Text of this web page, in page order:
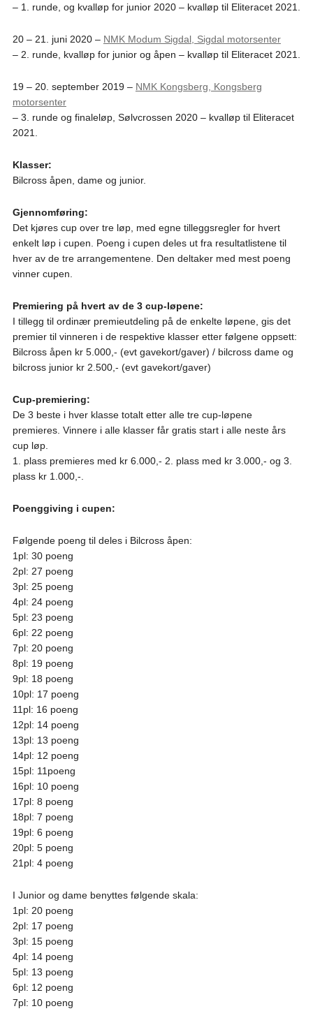
– 1. runde, og kvalløp for junior 2020 – kvalløp til Eliteracet 2021.
20 – 21. juni 2020 – NMK Modum Sigdal, Sigdal motorsenter
– 2. runde, kvalløp for junior og åpen – kvalløp til Eliteracet 2021.
19 – 20. september 2019 – NMK Kongsberg, Kongsberg
motorsenter
– 3. runde og finaleløp, Sølvcrossen 2020 – kvalløp til Eliteracet
2021.
Klasser:
Bilcross åpen, dame og junior.
Gjennomføring:
Det kjøres cup over tre løp, med egne tilleggsregler for hvert
enkelt løp i cupen. Poeng i cupen deles ut fra resultatlistene til
hver av de tre arrangementene. Den deltaker med mest poeng
vinner cupen.
Premiering på hvert av de 3 cup-løpene:
I tillegg til ordinær premieutdeling på de enkelte løpene, gis det
premier til vinneren i de respektive klasser etter følgene oppsett:
Bilcross åpen kr 5.000,- (evt gavekort/gaver) / bilcross dame og
bilcross junior kr 2.500,- (evt gavekort/gaver)
Cup-premiering:
De 3 beste i hver klasse totalt etter alle tre cup-løpene
premieres. Vinnere i alle klasser får gratis start i alle neste års
cup løp.
1. plass premieres med kr 6.000,- 2. plass med kr 3.000,- og 3.
plass kr 1.000,-.
Poenggiving i cupen:
Følgende poeng til deles i Bilcross åpen:
1pl: 30 poeng
2pl: 27 poeng
3pl: 25 poeng
4pl: 24 poeng
5pl: 23 poeng
6pl: 22 poeng
7pl: 20 poeng
8pl: 19 poeng
9pl: 18 poeng
10pl: 17 poeng
11pl: 16 poeng
12pl: 14 poeng
13pl: 13 poeng
14pl: 12 poeng
15pl: 11poeng
16pl: 10 poeng
17pl: 8 poeng
18pl: 7 poeng
19pl: 6 poeng
20pl: 5 poeng
21pl: 4 poeng
I Junior og dame benyttes følgende skala:
1pl: 20 poeng
2pl: 17 poeng
3pl: 15 poeng
4pl: 14 poeng
5pl: 13 poeng
6pl: 12 poeng
7pl: 10 poeng